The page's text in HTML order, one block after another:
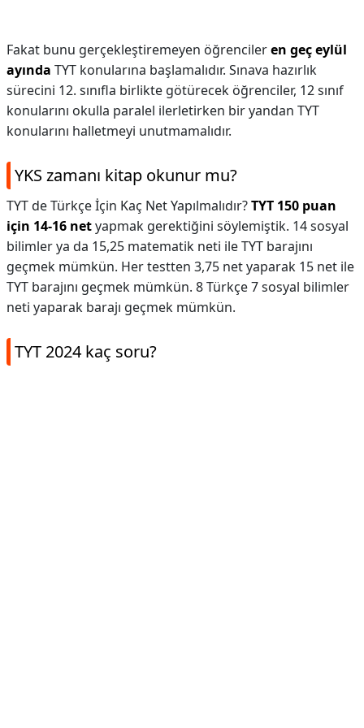
Fakat bunu gerçekleştiremeyen öğrencileren geç eylül
ayında TYT konularına başlamalıdır. Sınava hazırlık
sürecini 12. sınıfla birlikte götürecek öğrenciler, 12 sınıf
konularını okulla paralel ilerletirken bir yandan TYT
konularını halletmeyi unutmamalıdır.
YKS zamanı kitap okunur mu?
TYT de Türkçe İçin Kaç Net Yapılmalıdır?TYT 150 puan
için 14-16 netyapmak gerektiğini söylemiştik. 14 sosyal
bilimler ya da 15,25 matematik neti ile TYT barajını
geçmek mümkün. Her testten 3,75 net yaparak 15 net ile
TYT barajını geçmek mümkün. 8 Türkçe 7 sosyal bilimler
neti yaparak barajı geçmek mümkün.
TYT 2024 kaç soru?